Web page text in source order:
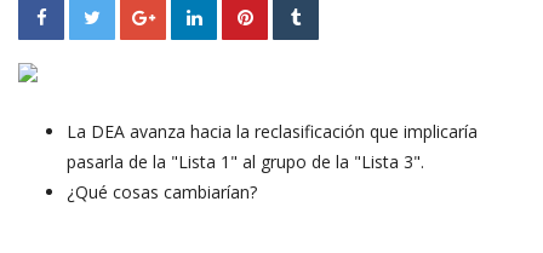
La DEA avanza hacia la reclasificación que implicaría
pasarla de la "Lista 1" al grupo de la "Lista 3".
¿Qué cosas cambiarían?